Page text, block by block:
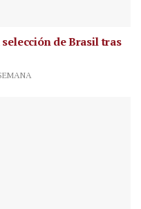
de Brasil tras